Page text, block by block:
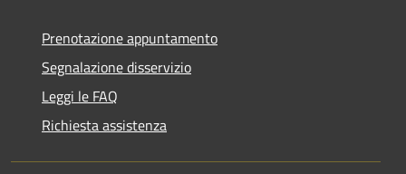
Prenotazione appuntamento
Segnalazione disservizio
Leggi le FAQ
Richiesta assistenza